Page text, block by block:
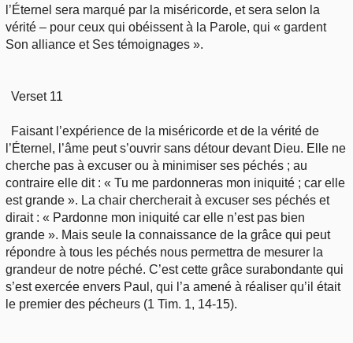
l’Éternel sera marqué par la miséricorde, et sera selon la
vérité – pour ceux qui obéissent à la Parole, qui « gardent
Son alliance et Ses témoignages ».
Verset 11
Faisant l’expérience de la miséricorde et de la vérité de
l’Éternel, l’âme peut s’ouvrir sans détour devant Dieu. Elle ne
cherche pas à excuser ou à minimiser ses péchés ; au
contraire elle dit : « Tu me pardonneras mon iniquité ; car elle
est grande ». La chair chercherait à excuser ses péchés et
dirait : « Pardonne mon iniquité car elle n’est pas bien
grande ». Mais seule la connaissance de la grâce qui peut
répondre à tous les péchés nous permettra de mesurer la
grandeur de notre péché. C’est cette grâce surabondante qui
s’est exercée envers Paul, qui l’a amené à réaliser qu’il était
le premier des pécheurs (1 Tim. 1, 14-15).